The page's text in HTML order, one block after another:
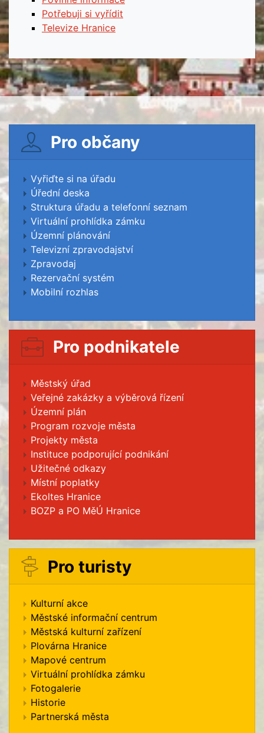
Potřebuji si vyřídit
Televize Hranice
Pro občany
Vyřiďte si na úřadu
Úřední deska
Struktura úřadu a telefonní seznam
Virtuální prohlídka zámku
Územní plánování
Televizní zpravodajství
Zpravodaj
Rezervační systém
Mobilní rozhlas
Pro podnikatele
Městský úřad
Veřejné zakázky a výběrová řízení
Územní plán
Program rozvoje města
Projekty města
Instituce podporující podnikání
Užitečné odkazy
Místní poplatky
Ekoltes Hranice
BOZP a PO MěÚ Hranice
Pro turisty
Kulturní akce
Městské informační centrum
Městská kulturní zařízení
Plovárna Hranice
Mapové centrum
Virtuální prohlídka zámku
Fotogalerie
Historie
Partnerská města